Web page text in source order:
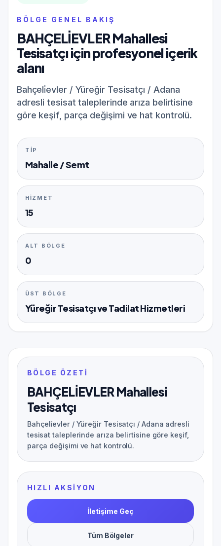
BÖLGE GENEL BAKIŞ
BAHÇELİEVLER Mahallesi
Tesisatçı için profesyonel içerik
alanı
Bahçeli̇evler / Yüreğir Tesisatçı / Adana
adresli tesisat taleplerinde arıza belirtisine
göre keşif, parça değişimi ve hat kontrolü.
TIP
Mahalle / Semt
HIZMET
15
ALT BÖLGE
0
ÜST BÖLGE
Yüreğir Tesisatçı ve Tadilat Hizmetleri
BÖLGE ÖZETI
BAHÇELİEVLER Mahallesi
Tesisatçı
Bahçeli̇evler / Yüreğir Tesisatçı / Adana adresli
tesisat taleplerinde arıza belirtisine göre keşif,
parça değişimi ve hat kontrolü.
HIZLI AKSIYON
İletişime Geç
Tüm Bölgeler